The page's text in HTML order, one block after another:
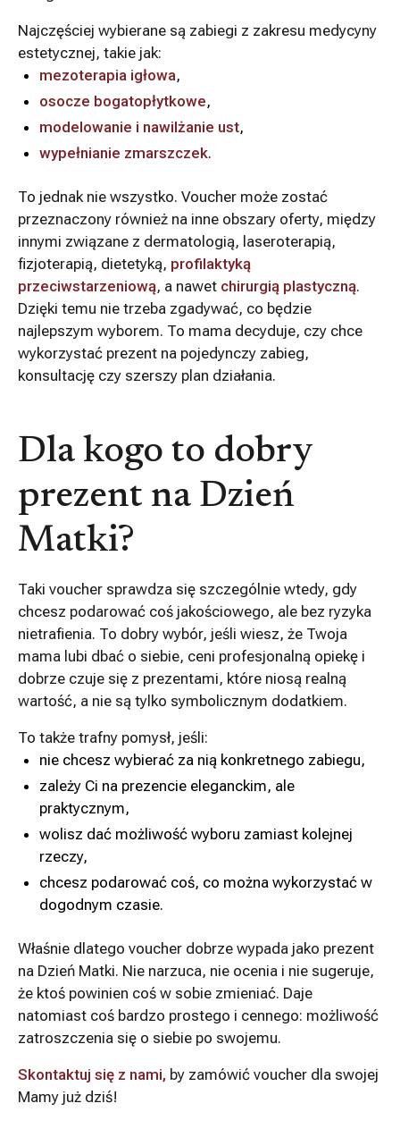
Najczęściej wybierane są zabiegi z zakresu medycyny
estetycznej, takie jak:
mezoterapia igłowa,
osocze bogatopłytkowe,
modelowanie i nawilżanie ust,
wypełnianie zmarszczek.
To jednak nie wszystko. Voucher może zostać
przeznaczony również na inne obszary oferty, między
innymi związane z dermatologią, laseroterapią,
fizjoterapią, dietetyką, profilaktyką
przeciwstarzeniową, a nawet chirurgią plastyczną.
Dzięki temu nie trzeba zgadywać, co będzie
najlepszym wyborem. To mama decyduje, czy chce
wykorzystać prezent na pojedynczy zabieg,
konsultację czy szerszy plan działania.
Dla kogo to dobry
prezent na Dzień
Matki?
Taki voucher sprawdza się szczególnie wtedy, gdy
chcesz podarować coś jakościowego, ale bez ryzyka
nietrafienia. To dobry wybór, jeśli wiesz, że Twoja
mama lubi dbać o siebie, ceni profesjonalną opiekę i
dobrze czuje się z prezentami, które niosą realną
wartość, a nie są tylko symbolicznym dodatkiem.
To także trafny pomysł, jeśli:
nie chcesz wybierać za nią konkretnego zabiegu,
zależy Ci na prezencie eleganckim, ale
praktycznym,
wolisz dać możliwość wyboru zamiast kolejnej
rzeczy,
chcesz podarować coś, co można wykorzystać w
dogodnym czasie.
Właśnie dlatego voucher dobrze wypada jako prezent
na Dzień Matki. Nie narzuca, nie ocenia i nie sugeruje,
że ktoś powinien coś w sobie zmieniać. Daje
natomiast coś bardzo prostego i cennego: możliwość
zatroszczenia się o siebie po swojemu.
Skontaktuj się z nami, by zamówić voucher dla swojej
Mamy już dziś!